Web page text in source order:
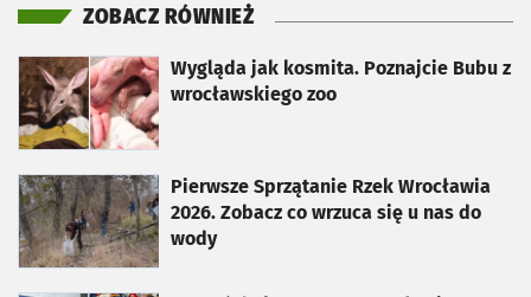
ZOBACZ RÓWNIEŻ
Wygląda jak kosmita. Poznajcie Bubu z
wrocławskiego zoo
otworzy się w nowej karcie
Pierwsze Sprzątanie Rzek Wrocławia
2026. Zobacz co wrzuca się u nas do
wody
otworzy się w nowej karcie